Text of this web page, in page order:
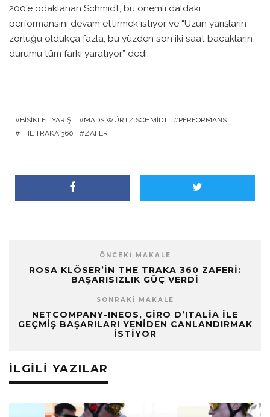
200’e odaklanan Schmidt, bu önemli daldaki
performansını devam ettirmek istiyor ve “Uzun yarışların
zorluğu oldukça fazla, bu yüzden son iki saat bacakların
durumu tüm farkı yaratıyor,” dedi.
BISIKLET YARIŞI MADS WÜRTZ SCHMIDT
PERFORMANS
THE TRAKA 360
ZAFER
ÖNCEKI MAKALE
ROSA KLÖSER’IN THE TRAKA 360 ZAFERI:
BAŞARISIZLIK GÜÇ VERDI
SONRAKI MAKALE
NETCOMPANY-INEOS, GIRO D’ITALIA ILE
GEÇMIŞ BAŞARILARI YENIDEN CANLANDIRMAK
İSTIYOR
İLGILI YAZILAR